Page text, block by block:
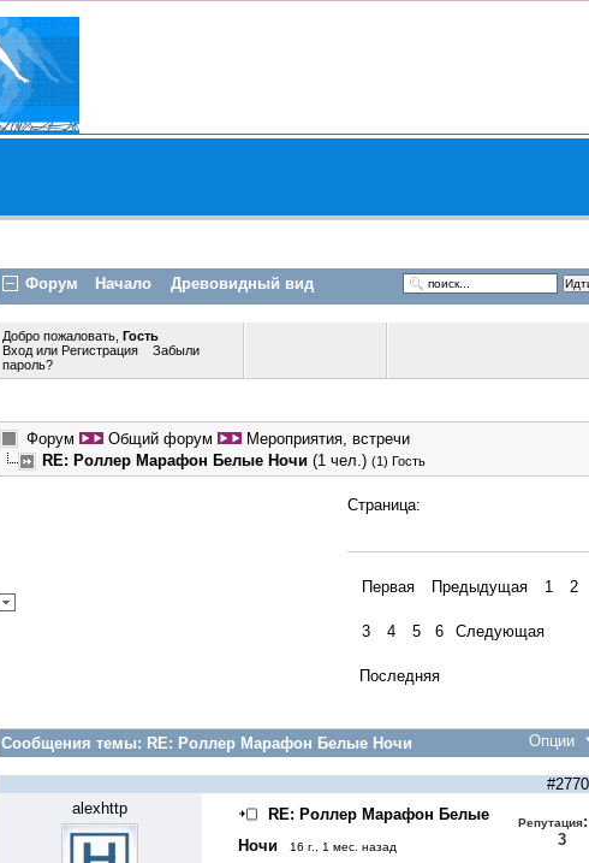
Форум Начало Древовидный вид
Добро пожаловать, Гость
Вход или Регистрация
Забыли
пароль?
Форум Общий форум
Мероприятия, встречи
RE: Роллер Марафон Белые Ночи (1 чел.) (1) Гость
Страница:
Первая Предыдущая 1 2
3 4 5 6 Следующая
Последняя
Сообщения темы: RE: Роллер Марафон Белые Ночи Опции
#2770
alexhttp
RE: Роллер Марафон Белые
Ночи
16 г., 1 мес. назад
Репутация:
3